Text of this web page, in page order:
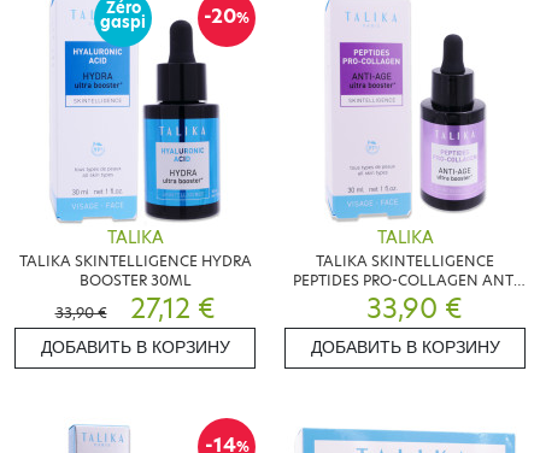
-20%
Zéro
gaspi
TALIKA
TALIKA SKINTELLIGENCE HYDRA
BOOSTER 30ML
33,90 €
27,12 €
ДОБАВИТЬ В КОРЗИНУ
TALIKA
TALIKA SKINTELLIGENCE
PEPTIDES PRO-COLLAGEN ANTI
AGE BOOSTER 30ML
33,90 €
ДОБАВИТЬ В КОРЗИНУ
-14%